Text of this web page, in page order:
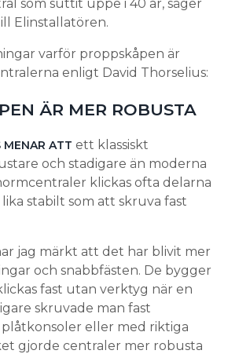
som suttit uppe i 40 år, säger
Elinstallatören.
varför proppskåpen är
enligt David Thorselius:
ÄR MER ROBUSTA
MENAR ATT ett klassiskt
och stadigare än moderna
klickas ofta delarna
stabilt som att skruva fast
jag märkt att det har blivit mer
och snabbfästen. De bygger
fast utan verktyg när en
skruvade man fast
eller med riktiga
gjorde centraler mer robusta